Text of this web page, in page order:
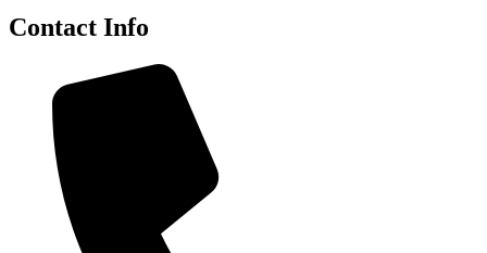
Contact Info